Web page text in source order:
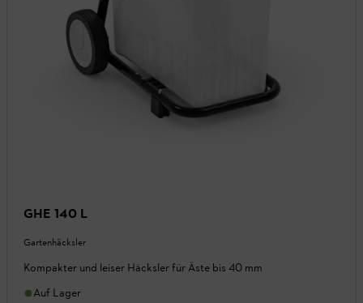
GHE 140 L
Gartenhäcksler
Kompakter und leiser Häcksler für Äste bis 40 mm
Auf Lager